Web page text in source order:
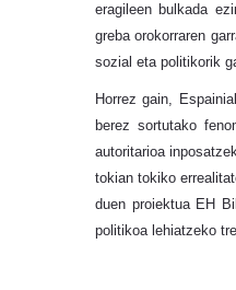
eragileen bulkada
greba orokorraren
sozial eta politikorik
Horrez gain,
berez sortutako
autoritarioa
tokian tokiko
duen proiektua EH
politikoa lehiatzeko